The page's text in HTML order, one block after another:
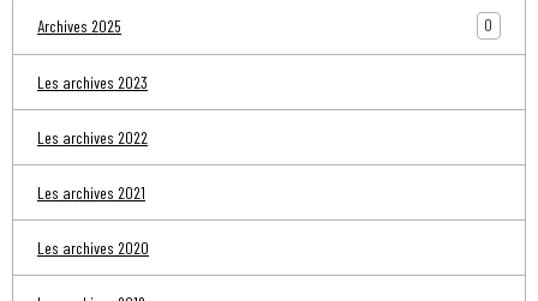
Archives 2025 0
Les archives 2023
Les archives 2022
Les archives 2021
Les archives 2020